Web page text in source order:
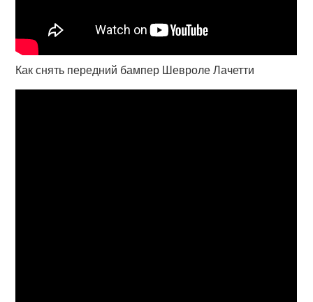
Как снять передний бампер Шевроле Лачетти